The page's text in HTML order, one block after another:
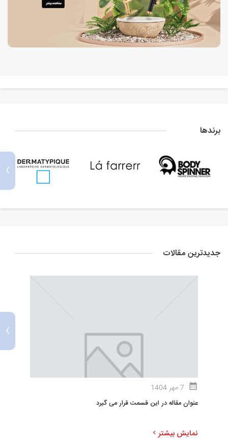
برندها
›
جدیدترین مقالات
7 مهر 1404
عنوان مقاله در این قسمت قرار می گیرد
نمایش بیشتر
›